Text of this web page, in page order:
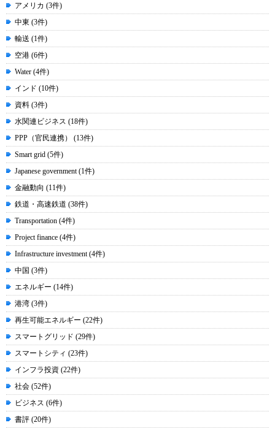
アメリカ (3件)
中東 (3件)
輸送 (1件)
空港 (6件)
Water (4件)
インド (10件)
資料 (3件)
水関連ビジネス (18件)
PPP（官民連携） (13件)
Smart grid (5件)
Japanese government (1件)
金融動向 (11件)
鉄道・高速鉄道 (38件)
Transportation (4件)
Project finance (4件)
Infrastructure investment (4件)
中国 (3件)
エネルギー (14件)
港湾 (3件)
再生可能エネルギー (22件)
スマートグリッド (29件)
スマートシティ (23件)
インフラ投資 (22件)
社会 (52件)
ビジネス (6件)
書評 (20件)